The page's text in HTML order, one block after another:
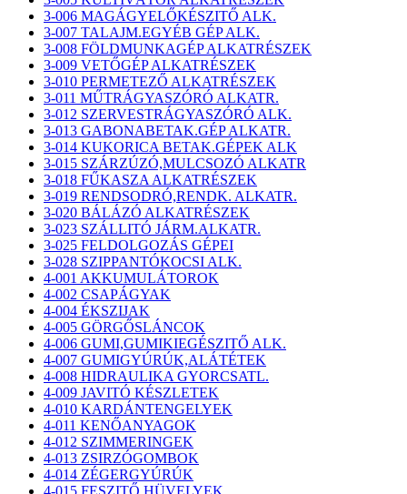
3-006 MAGÁGYELŐKÉSZITŐ ALK.
3-007 TALAJM.EGYÉB GÉP ALK.
3-008 FÖLDMUNKAGÉP ALKATRÉSZEK
3-009 VETŐGÉP ALKATRÉSZEK
3-010 PERMETEZŐ ALKATRÉSZEK
3-011 MŰTRÁGYASZÓRÓ ALKATR.
3-012 SZERVESTRÁGYASZÓRÓ ALK.
3-013 GABONABETAK.GÉP ALKATR.
3-014 KUKORICA BETAK.GÉPEK ALK
3-015 SZÁRZÚZÓ,MULCSOZÓ ALKATR
3-018 FŰKASZA ALKATRÉSZEK
3-019 RENDSODRÓ,RENDK. ALKATR.
3-020 BÁLÁZÓ ALKATRÉSZEK
3-023 SZÁLLITÓ JÁRM.ALKATR.
3-025 FELDOLGOZÁS GÉPEI
3-028 SZIPPANTÓKOCSI ALK.
4-001 AKKUMULÁTOROK
4-002 CSAPÁGYAK
4-004 ÉKSZIJAK
4-005 GÖRGŐSLÁNCOK
4-006 GUMI,GUMIKIEGÉSZITŐ ALK.
4-007 GUMIGYÚRÚK,ALÁTÉTEK
4-008 HIDRAULIKA GYORCSATL.
4-009 JAVITÓ KÉSZLETEK
4-010 KARDÁNTENGELYEK
4-011 KENŐANYAGOK
4-012 SZIMMERINGEK
4-013 ZSIRZÓGOMBOK
4-014 ZÉGERGYÚRÚK
4-015 FESZITŐ HÜVELYEK